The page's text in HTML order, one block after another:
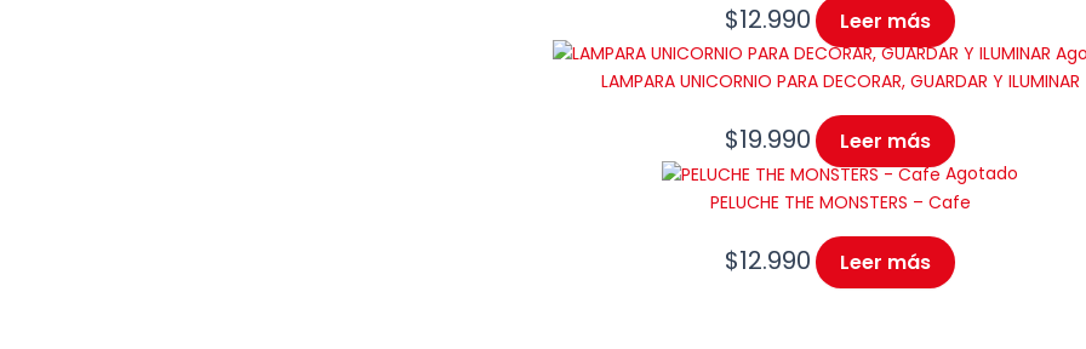
$12.990 Leer más
LAMPARA UNICORNIO PARA DECORAR, GUARDAR Y ILUMINAR
$19.990 Leer más
Agotado
PELUCHE THE MONSTERS – Cafe
$12.990 Leer más